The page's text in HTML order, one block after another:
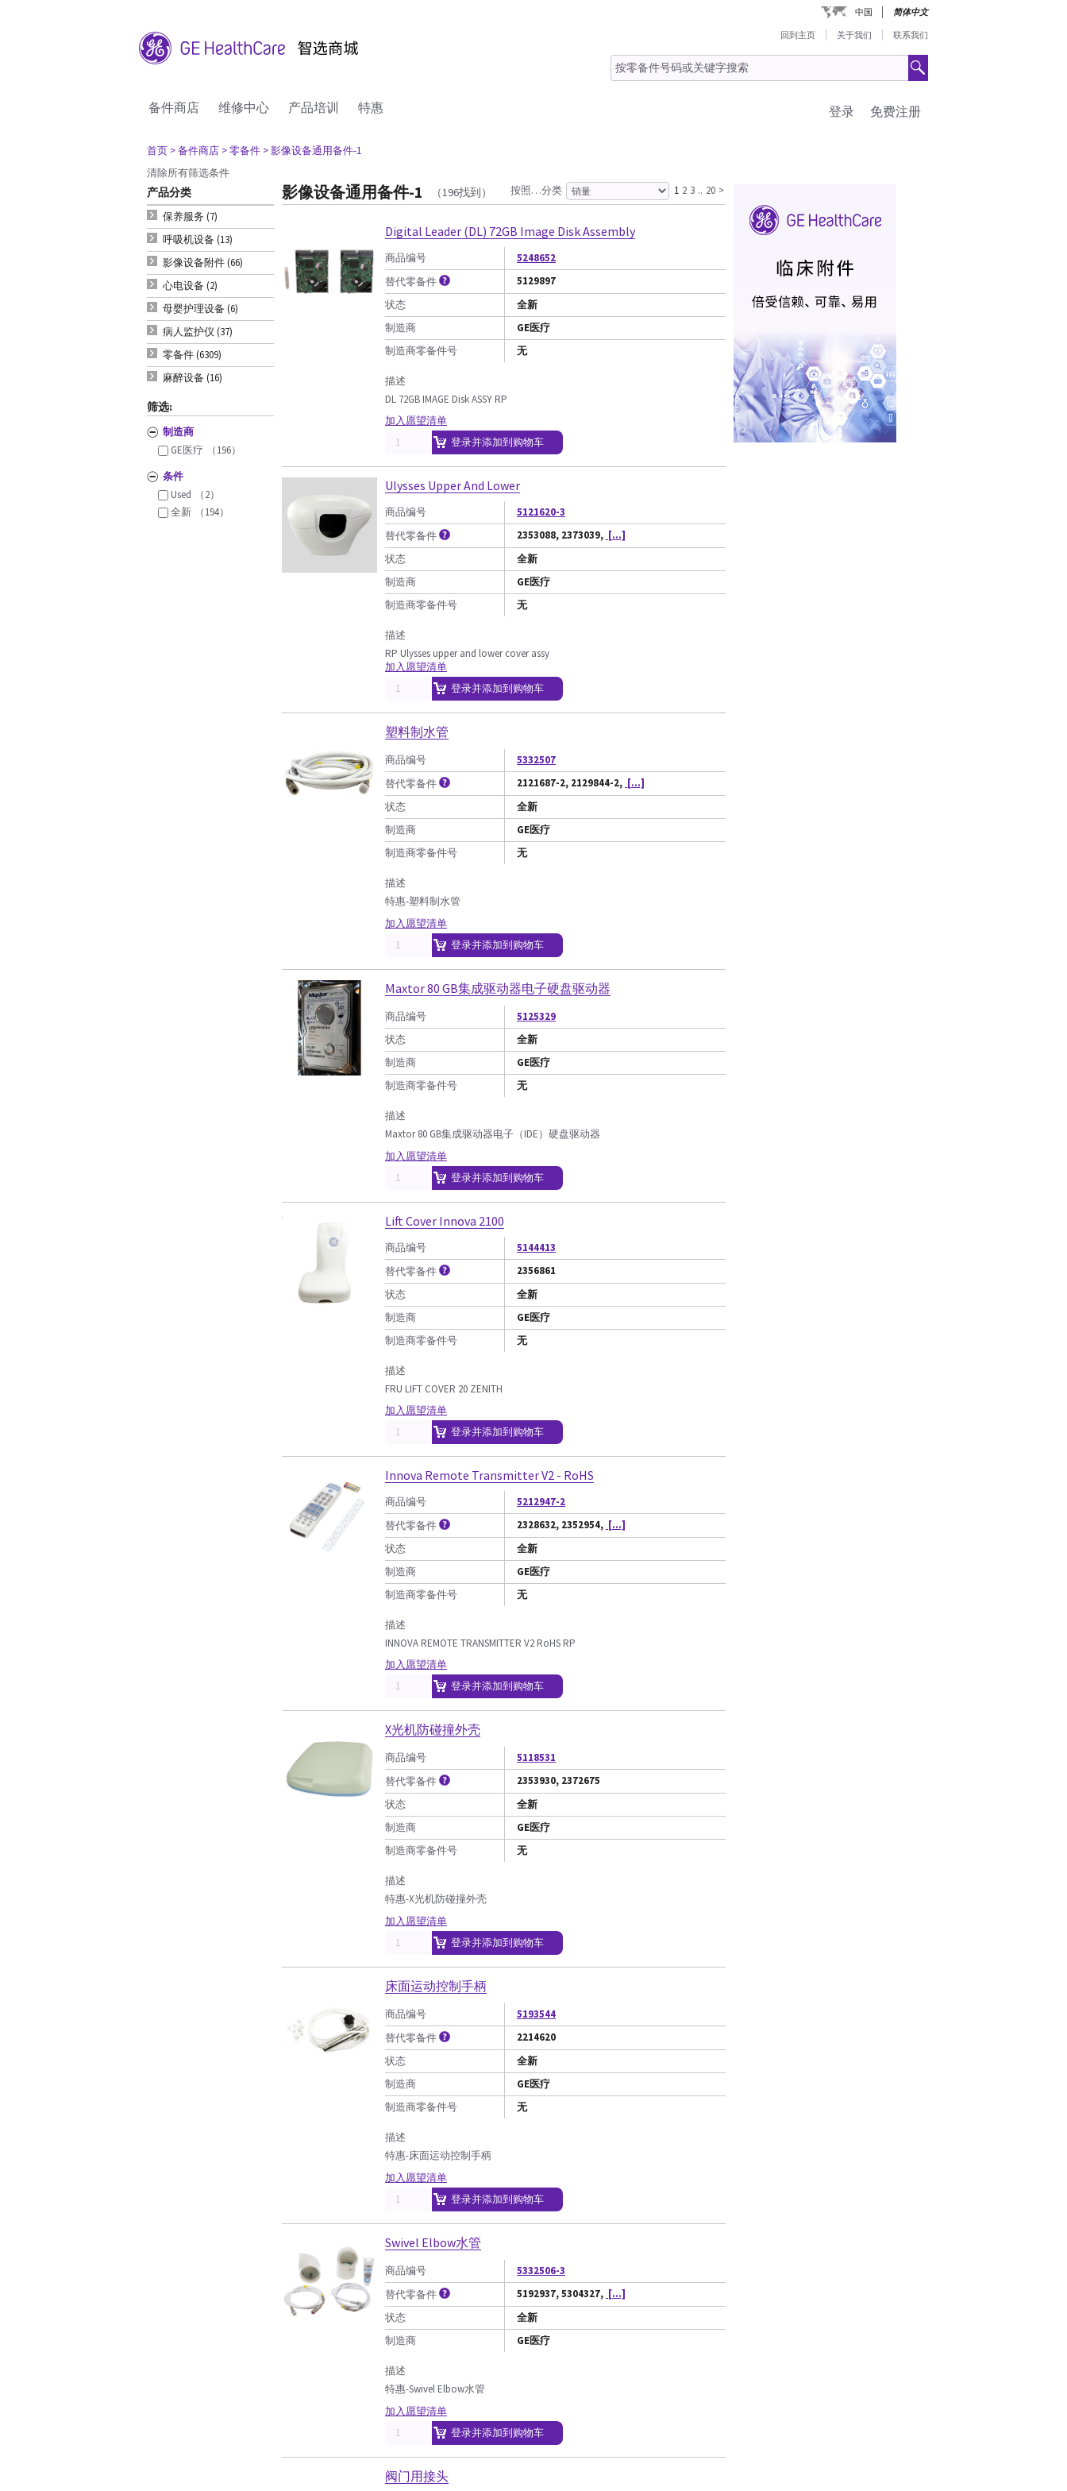
中国 简体中文
回到主页 关于我们 联系我们
备件商店 维修中心 产品培训 特惠 免费注册
登录
首页 > 备件商店 > 零备件 > 影像设备通用备件-1
清除所有筛选条件
产品分类
保养服务 (7)
呼吸机设备 (13)
影像设备附件 (66)
心电设备 (2)
母婴护理设备 (6)
病人监护仪 (37)
零备件 (6309)
麻醉设备 (16)
筛选:
制造商
GE医疗
（196）
条件
Used
（2）
全新
（194）
影像设备通用备件-1 （196找到） 按照…分类 1 2 3 .. 20 >
Digital Leader (DL) 72GB Image Disk Assembly
商品编号
5248652
替代零备件
5129897
状态
全新
制造商
GE医疗
制造商零备件号
无
描述
DL 72GB IMAGE Disk ASSY RP
加入愿望清单
登录并添加到购物车
Ulysses Upper And Lower
商品编号
5121620-3
替代零备件
2353088, 2373039, [...]
状态
全新
制造商
GE医疗
制造商零备件号
无
描述
RP Ulysses upper and lower cover assy
加入愿望清单
登录并添加到购物车
塑料制水管
商品编号
5332507
替代零备件
2121687-2, 2129844-2, [...]
状态
全新
制造商
GE医疗
制造商零备件号
无
描述
特惠-塑料制水管
加入愿望清单
登录并添加到购物车
Maxtor 80 GB集成驱动器电子硬盘驱动器
商品编号
5125329
状态
全新
制造商
GE医疗
制造商零备件号
无
描述
Maxtor 80 GB集成驱动器电子（IDE）硬盘驱动器
加入愿望清单
登录并添加到购物车
Lift Cover Innova 2100
商品编号
5144413
替代零备件
2356861
状态
全新
制造商
GE医疗
制造商零备件号
无
描述
FRU LIFT COVER 20 ZENITH
加入愿望清单
登录并添加到购物车
Innova Remote Transmitter V2 - RoHS
商品编号
5212947-2
替代零备件
2328632, 2352954, [...]
状态
全新
制造商
GE医疗
制造商零备件号
无
描述
INNOVA REMOTE TRANSMITTER V2 RoHS RP
加入愿望清单
登录并添加到购物车
X光机防碰撞外壳
商品编号
5118531
替代零备件
2353930, 2372675
状态
全新
制造商
GE医疗
制造商零备件号
无
描述
特惠-X光机防碰撞外壳
加入愿望清单
登录并添加到购物车
床面运动控制手柄
商品编号
5193544
替代零备件
2214620
状态
全新
制造商
GE医疗
制造商零备件号
无
描述
特惠-床面运动控制手柄
加入愿望清单
登录并添加到购物车
Swivel Elbow水管
商品编号
5332506-3
替代零备件
5192937, 5304327, [...]
状态
全新
制造商
GE医疗
描述
特惠-Swivel Elbow水管
加入愿望清单
登录并添加到购物车
阀门用接头